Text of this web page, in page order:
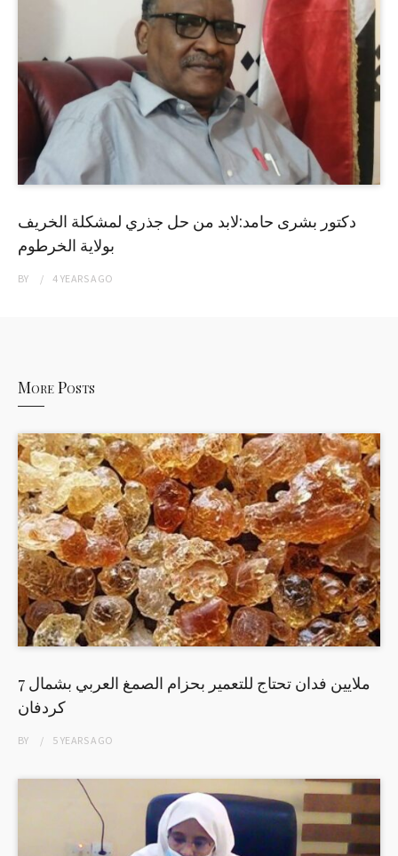
دكتور بشرى حامد:لابد من حل جذري لمشكلة الخريف
بولاية الخرطوم
BY 4 YEARSAGO
More Posts
7 ملايين فدان تحتاج للتعمير بحزام الصمغ العربي بشمال
كردفان
BY 5 YEARSAGO